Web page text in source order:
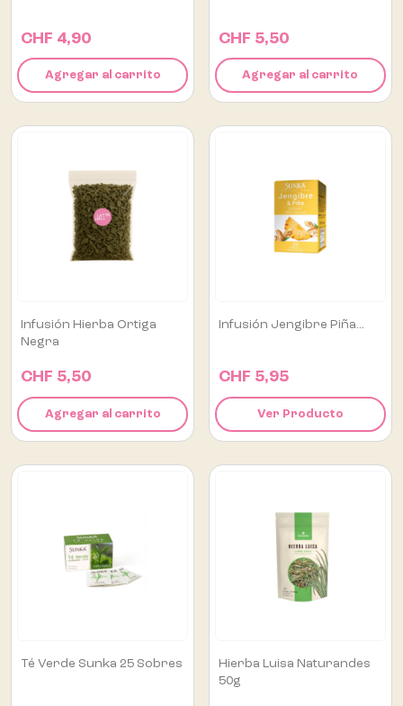
CHF 4,90
Agregar al carrito
CHF 5,50
Agregar al carrito
Infusión Hierba Ortiga
Negra
CHF 5,50
Agregar al carrito
Infusión Jengibre Piña...
CHF 5,95
Ver Producto
Té Verde Sunka 25 Sobres
Hierba Luisa Naturandes
50g